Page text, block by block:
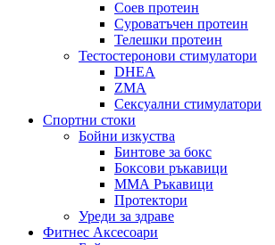
Соев протеин
Суроватъчен протеин
Телешки протеин
Тестостеронови стимулатори
DHEA
ZMA
Сексуални стимулатори
Спортни стоки
Бойни изкуства
Бинтове за бокс
Боксови ръкавици
ММА Ръкавици
Протектори
Уреди за здраве
Фитнес Аксесоари